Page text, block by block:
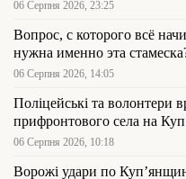
06 Серпня 2026, 23:25
Вопрос, с которого всё
нужна именно эта
06 Серпня 2026, 14:05
Поліцейські та волонтери
прифронтового села на
06 Серпня 2026, 10:18
Ворожі удари по